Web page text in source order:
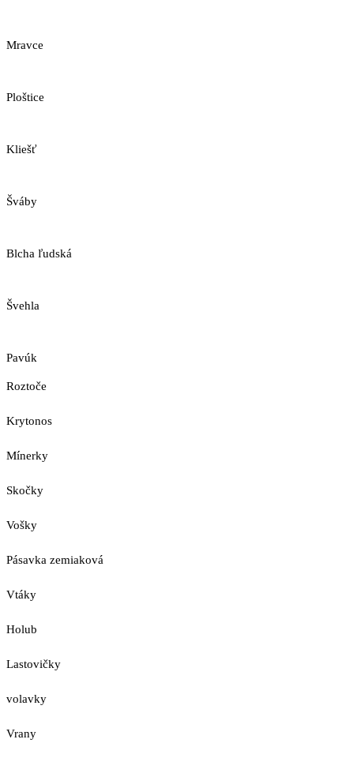
Mravce
Ploštice
Kliešť
Šváby
Blcha ľudská
Švehla
Pavúk
Roztoče
Krytonos
Mínerky
Skočky
Vošky
Pásavka zemiaková
Vtáky
Holub
Lastovičky
volavky
Vrany